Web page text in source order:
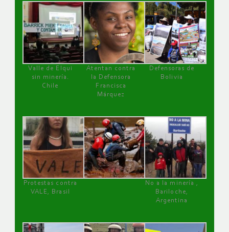
Valle de Elqui
sin minería.
Chile
Atentan contra
la Defensora
Francisca
Márquez
Defensoras de
Bolivia
Protestas contra
VALE, Brasil
No a la minería ,
Bariloche,
Argentina